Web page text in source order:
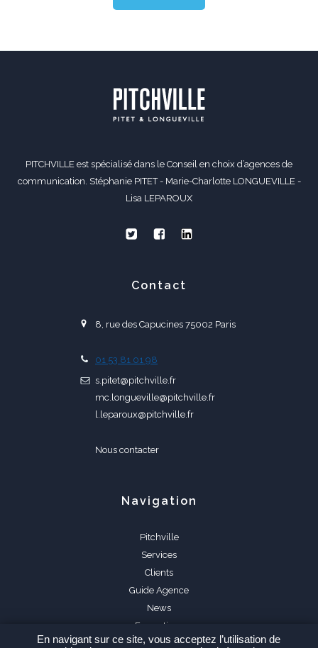
PITCHVILLE est spécialisé dans le Conseil en choix d’agences de
communication. Stéphanie PITET - Marie-Charlotte LONGUEVILLE -
Lisa LEPAROUX
Contact
8, rue des Capucines 75002 Paris
01 53 81 01 98
s.pitet@pitchville.fr
mc.longueville@pitchville.fr
l.leparoux@pitchville.fr
Nous contacter
Navigation
Pitchville
Services
Clients
Guide Agence
News
Formations
FAQ
En navigant sur ce site, vous acceptez l’utilisation de